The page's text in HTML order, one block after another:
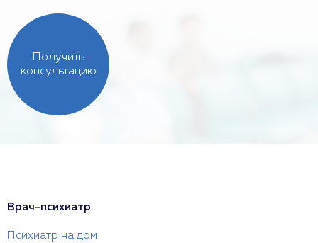
Получить
консультацию
Врач-психиатр
Психиатр на дом